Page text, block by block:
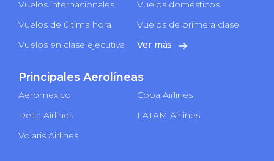
Vuelos internacionales
Vuelos domésticos
Vuelos de última hora
Vuelos de primera clase
Vuelos en clase ejecutiva
Ver más
Principales Aerolíneas
Aeromexico
Copa Airlines
Delta Airlines
LATAM Airlines
Volaris Airlines